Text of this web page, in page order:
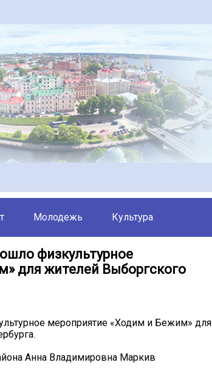
Молодежь Культура
физкультурное
для жителей Выборгского
мероприятие «Ходим и Бежим» для
Анна Владимировна Маркив